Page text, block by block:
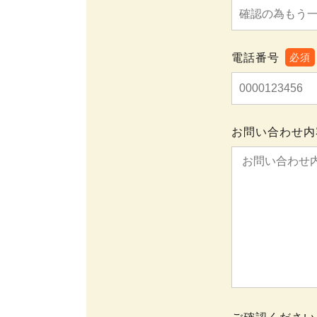
電話番号 必須
お問い合わせ